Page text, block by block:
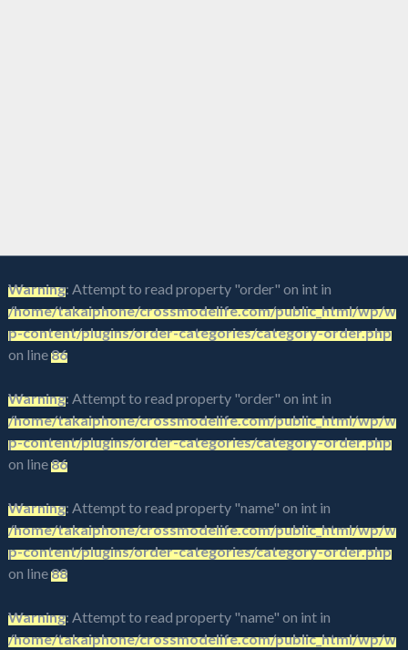
Warning: Attempt to read property "order" on int in
/home/takaiphone/crossmodelife.com/public_html/wp/w
p-content/plugins/order-categories/category-order.php
on line86
Warning: Attempt to read property "order" on int in
/home/takaiphone/crossmodelife.com/public_html/wp/w
p-content/plugins/order-categories/category-order.php
on line86
Warning: Attempt to read property "name" on int in
/home/takaiphone/crossmodelife.com/public_html/wp/w
p-content/plugins/order-categories/category-order.php
on line88
Warning: Attempt to read property "name" on int in
/home/takaiphone/crossmodelife.com/public_html/wp/w